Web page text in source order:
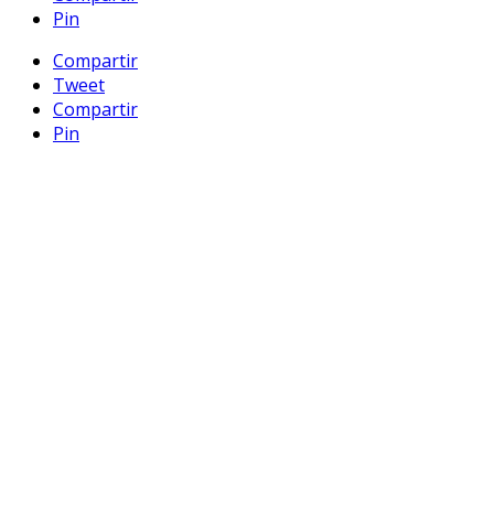
Pin
Compartir
Tweet
Compartir
Pin